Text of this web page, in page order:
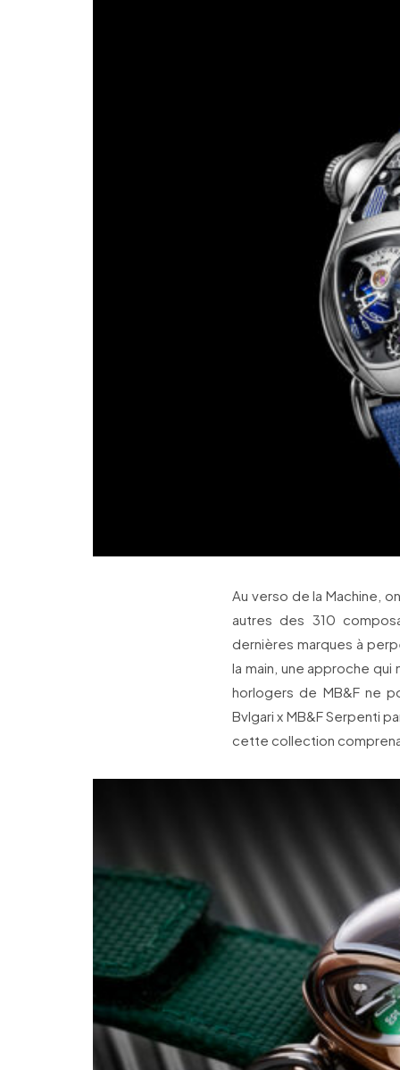
Au verso de la Machine,
autres des 310
dernières marques à
la main, une approche
horlogers de MB&F ne
Bvlgari x MB&F Serpenti
cette collection